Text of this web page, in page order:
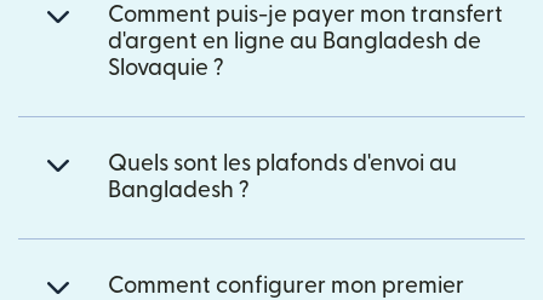
Comment puis-je payer mon transfert
d'argent en ligne au Bangladesh de
Slovaquie ?
Quels sont les plafonds d'envoi au
Bangladesh ?
Comment configurer mon premier